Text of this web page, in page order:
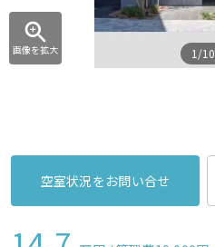
画像を拡大 1/10
空室状況をお問い合せ